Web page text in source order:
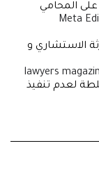
المحامي
- Meta
الاستشاري و
لعدم تنفيذ